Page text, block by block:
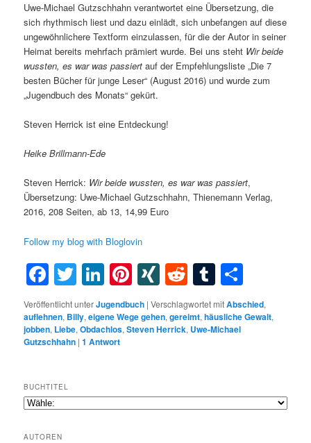
Uwe-Michael Gutzschhahn verantwortet eine Übersetzung, die
sich rhythmisch liest und dazu einlädt, sich unbefangen auf diese
ungewöhnlichere Textform einzulassen, für die der Autor in seiner
Heimat bereits mehrfach prämiert wurde. Bei uns steht Wir beide
wussten, es war was passiert auf der Empfehlungsliste „Die 7
besten Bücher für junge Leser“ (August 2016) und wurde zum
„Jugendbuch des Monats“ gekürt.
Steven Herrick ist eine Entdeckung!
Heike Brillmann-Ede
Steven Herrick: Wir beide wussten, es war was passiert,
Übersetzung: Uwe-Michael Gutzschhahn, Thienemann Verlag,
2016, 208 Seiten, ab 13, 14,99 Euro
Follow my blog with Bloglovin
Facebook
Twitter
LinkedIn
Pinterest
XINGRedditTumblr
Veröffentlicht unterJugendbuch |Verschlagwortet mitAbschied,
auflehnen, Billy,eigene Wege gehen,gereimt,häusliche Gewalt,
jobben, Liebe,Obdachlos,Steven Herrick, Uwe-Michael
Gutzschhahn |1 Antwort
BUCHTITEL
AUTOREN